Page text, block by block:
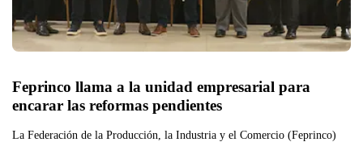
Feprinco llama a la unidad empresarial para
encarar las reformas pendientes
La Federación de la Producción, la Industria y el Comercio (Feprinco)